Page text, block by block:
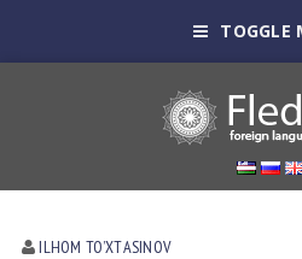
TOGGLE
ILHOM TOʼXTАSINOV